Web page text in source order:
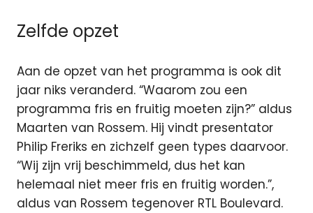
Zelfde opzet
Aan de opzet van het programma is ook dit
jaar niks veranderd. “Waarom zou een
programma fris en fruitig moeten zijn?” aldus
Maarten van Rossem. Hij vindt presentator
Philip Freriks en zichzelf geen types daarvoor.
“Wij zijn vrij beschimmeld, dus het kan
helemaal niet meer fris en fruitig worden.”,
aldus van Rossem tegenover RTL Boulevard.